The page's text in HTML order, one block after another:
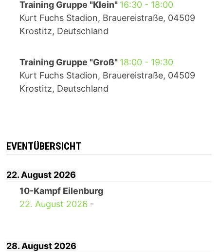
Training Gruppe "Klein" 16:30- 18:00
Kurt Fuchs Stadion, Brauereistraße, 04509
Krostitz, Deutschland
Training Gruppe "Groß" 18:00- 19:30
Kurt Fuchs Stadion, Brauereistraße, 04509
Krostitz, Deutschland
EVENTÜBERSICHT
22. August 2026
10-Kampf Eilenburg
22. August 2026 -
28. August 2026